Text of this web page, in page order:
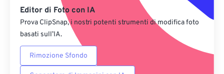
Editor di Foto con IA
Prova ClipSnap, i nostri potenti strumenti di modifica foto
basati sull’IA.
Rimozione Sfondo